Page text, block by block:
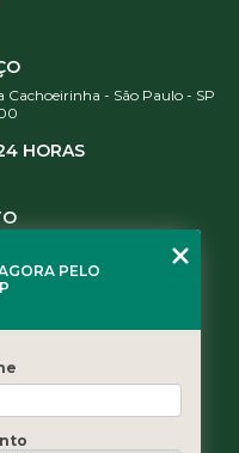
- São Paulo - SP
HORAS
PELO